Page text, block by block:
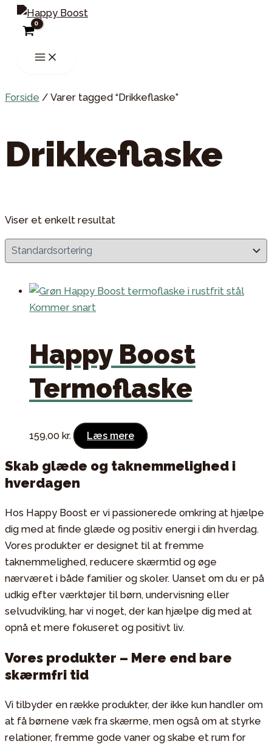
Main
Forside / Varer tagged “Drikkeflaske”
Drikkeflaske
Viser et enkelt resultat
Kommer snart
Happy Boost
Termoflaske
159,00 kr. Læs mere
Skab glæde og taknemmelighed i
hverdagen
Hos Happy Boost er vi passionerede omkring at hjælpe
dig med at finde glæde og positiv energi i din hverdag.
Vores produkter er designet til at fremme
taknemmelighed, reducere skærmtid og øge
nærværet i både familier og skoler. Uanset om du er på
udkig efter værktøjer til børn, undervisning eller
selvudvikling, har vi noget, der kan hjælpe dig med at
opnå et mere fokuseret og positivt liv.
Vores produkter – Mere end bare
skærmfri tid
Vi tilbyder en række produkter, der ikke kun handler om
at få børnene væk fra skærme, men også om at styrke
relationer, fremme gode vaner og skabe et rum for